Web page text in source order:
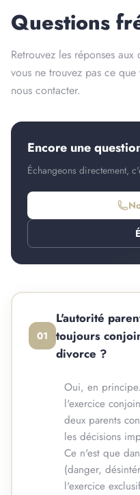
Questions
Retrouvez les réponses
vous ne trouvez pas ce
nous contacter.
Encore une
Échangeons directement,
01
L'autorité
toujours
divorce ?
Oui, en
l'exercice
deux parents
les décisions
Ce n'est que
(danger,
l'exercice